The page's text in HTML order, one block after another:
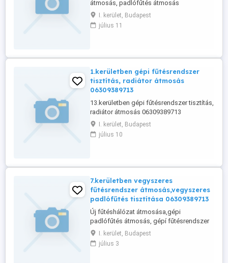
átmosás, padlófűtés átmosás
06309389713()
I. kerület, Budapest
július 11
1.kerületben gépi fűtésrendszer
tisztítás, radiátor átmosás
06309389713
13.kerületben gépi fűtésrendszer tisztítás,
radiátor átmosás 06309389713
I. kerület, Budapest
július 10
7.kerületben vegyszeres
fűtésrendszer átmosás,vegyszeres
padlófűtés tisztítása 06309389713
Új fűtéshálózat átmosása,gépi
padlófűtés átmosás, gépí fűtésrendszer
átmosás.Radiátoros fűtéshálózat
tisztítás.
I. kerület, Budapest
július 3